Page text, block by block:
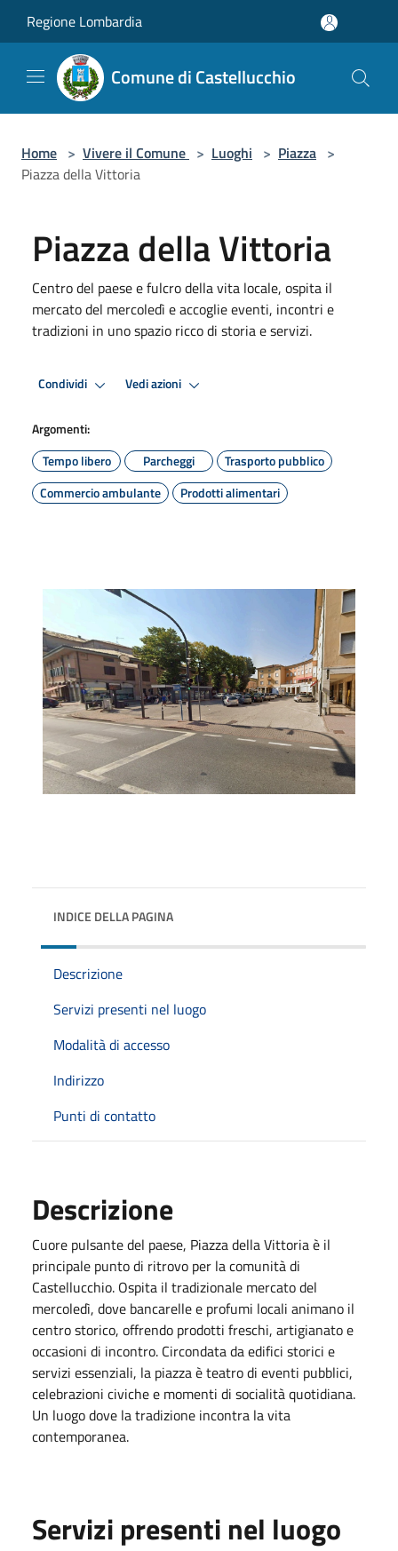
Regione Lombardia
Comune di Castellucchio
Home > Vivere il Comune > Luoghi > Piazza >
Piazza della Vittoria
Piazza della Vittoria
Centro del paese e fulcro della vita locale, ospita il
mercato del mercoledì e accoglie eventi, incontri e
tradizioni in uno spazio ricco di storia e servizi.
Condividi Vedi azioni
Argomenti:
Tempo libero
Parcheggi
Trasporto pubblico
Commercio ambulante
Prodotti alimentari
INDICE DELLA PAGINA
Descrizione
Servizi presenti nel luogo
Modalità di accesso
Indirizzo
Punti di contatto
Descrizione
Cuore pulsante del paese, Piazza della Vittoria è il
principale punto di ritrovo per la comunità di
Castellucchio. Ospita il tradizionale mercato del
mercoledì, dove bancarelle e profumi locali animano il
centro storico, offrendo prodotti freschi, artigianato e
occasioni di incontro. Circondata da edifici storici e
servizi essenziali, la piazza è teatro di eventi pubblici,
celebrazioni civiche e momenti di socialità quotidiana.
Un luogo dove la tradizione incontra la vita
contemporanea.
Servizi presenti nel luogo